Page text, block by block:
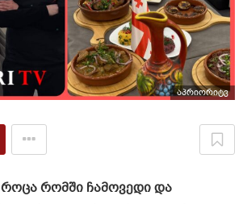
აპრიორიტვ
როცა რომში ჩამოვედი და